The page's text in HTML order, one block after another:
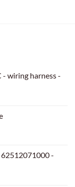
- wiring harness -
-